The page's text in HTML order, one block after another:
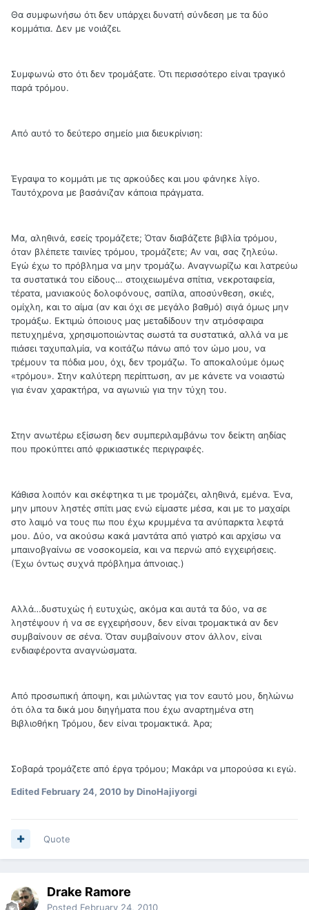
Θα συμφωνήσω ότι δεν υπάρχει δυνατή σύνδεση με τα δύο
κομμάτια. Δεν με νοιάζει.
Συμφωνώ στο ότι δεν τρομάξατε. Ότι περισσότερο είναι τραγικό
παρά τρόμου.
Από αυτό το δεύτερο σημείο μια διευκρίνιση:
Έγραψα το κομμάτι με τις αρκούδες και μου φάνηκε λίγο.
Ταυτόχρονα με βασάνιζαν κάποια πράγματα.
Μα, αληθινά, εσείς τρομάζετε; Όταν διαβάζετε βιβλία τρόμου,
όταν βλέπετε ταινίες τρόμου, τρομάζετε; Αν ναι, σας ζηλεύω.
Εγώ έχω το πρόβλημα να μην τρομάζω. Αναγνωρίζω και λατρεύω
τα συστατικά του είδους… στοιχειωμένα σπίτια, νεκροταφεία,
τέρατα, μανιακούς δολοφόνους, σαπίλα, αποσύνθεση, σκιές,
ομίχλη, και το αίμα (αν και όχι σε μεγάλο βαθμό) σιγά όμως μην
τρομάξω. Εκτιμώ όποιους μας μεταδίδουν την ατμόσφαιρα
πετυχημένα, χρησιμοποιώντας σωστά τα συστατικά, αλλά να με
πιάσει ταχυπαλμία, να κοιτάζω πάνω από τον ώμο μου, να
τρέμουν τα πόδια μου, όχι, δεν τρομάζω. Το αποκαλούμε όμως
«τρόμου». Στην καλύτερη περίπτωση, αν με κάνετε να νοιαστώ
για έναν χαρακτήρα, να αγωνιώ για την τύχη του.
Στην ανωτέρω εξίσωση δεν συμπεριλαμβάνω τον δείκτη αηδίας
που προκύπτει από φρικιαστικές περιγραφές.
Κάθισα λοιπόν και σκέφτηκα τι με τρομάζει, αληθινά, εμένα. Ένα,
μην μπουν ληστές σπίτι μας ενώ είμαστε μέσα, και με το μαχαίρι
στο λαιμό να τους πω που έχω κρυμμένα τα ανύπαρκτα λεφτά
μου. Δύο, να ακούσω κακά μαντάτα από γιατρό και αρχίσω να
μπαινοβγαίνω σε νοσοκομεία, και να περνώ από εγχειρήσεις.
(Έχω όντως συχνά πρόβλημα άπνοιας.)
Αλλά…δυστυχώς ή ευτυχώς, ακόμα και αυτά τα δύο, να σε
ληστέψουν ή να σε εγχειρήσουν, δεν είναι τρομακτικά αν δεν
συμβαίνουν σε σένα. Όταν συμβαίνουν στον άλλον, είναι
ενδιαφέροντα αναγνώσματα.
Από προσωπική άποψη, και μιλώντας για τον εαυτό μου, δηλώνω
ότι όλα τα δικά μου διηγήματα που έχω αναρτημένα στη
Βιβλιοθήκη Τρόμου, δεν είναι τρομακτικά. Άρα;
Σοβαρά τρομάζετε από έργα τρόμου; Μακάρι να μπορούσα κι εγώ.
EditedFebruary 24, 2010by DinoHajiyorgi
Quote
Drake Ramore
Posted February 24, 2010